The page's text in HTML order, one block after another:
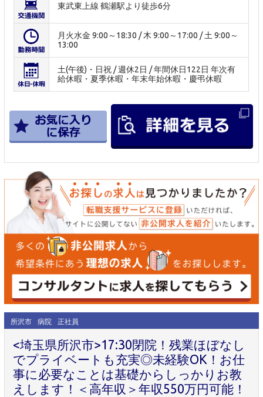
東武東上線 鶴瀬駅より徒歩6分
月火水金 9:00～18:30 / 木 9:00～17:00 / 土 9:00～
13:00
土(午後)・日祝 / 週休2日 / 年間休日122日 年次有
給休暇・夏季休暇・年末年始休暇・慶弔休暇
所沢市 病院 正社員
<埼玉県所沢市>17:30閉院！残業ほぼなし
でプライベートも充実◎未経験OK！お仕
事に必要なことは基礎からしっかりお教
えします！＜高年収＞年収550万円可能！